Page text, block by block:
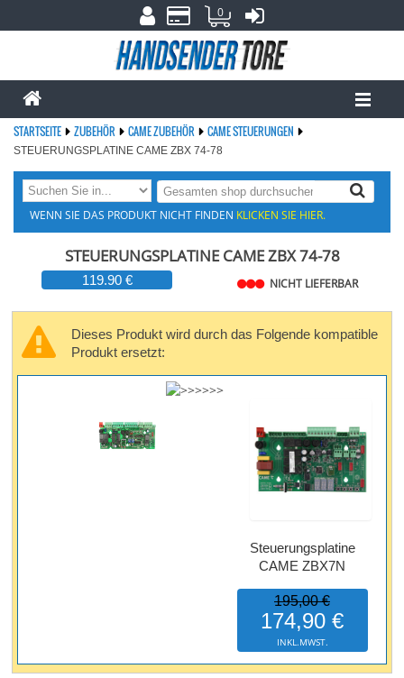
0
STARTSEITE ZUBEHÖR CAME ZUBEHÖR CAME STEUERUNGEN
STEUERUNGSPLATINE CAME ZBX 74-78
WENN SIE DAS PRODUKT NICHT FINDEN KLICKEN SIE HIER.
STEUERUNGSPLATINE CAME ZBX 74-78
119.90 € NICHT LIEFERBAR
Dieses Produkt wird durch das Folgende kompatible
Produkt ersetzt:
Steuerungsplatine
CAME ZBX7N
195,00 €
174,90 €
INKL.MWST.